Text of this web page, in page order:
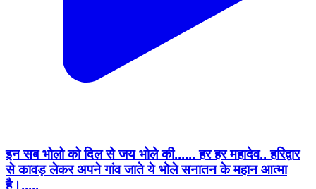
इन सब भोलो को दिल से जय भोले की...... हर हर महादेव.. हरिद्वार
से कावड़ लेकर अपने गांव जाते ये भोले सनातन के महान आत्मा
है।.....